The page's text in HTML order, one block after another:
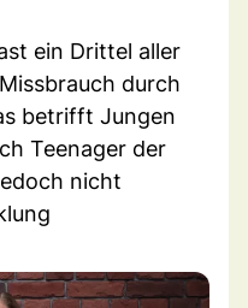
ein Drittel aller
durch
betrifft Jungen
Teenager der
nicht